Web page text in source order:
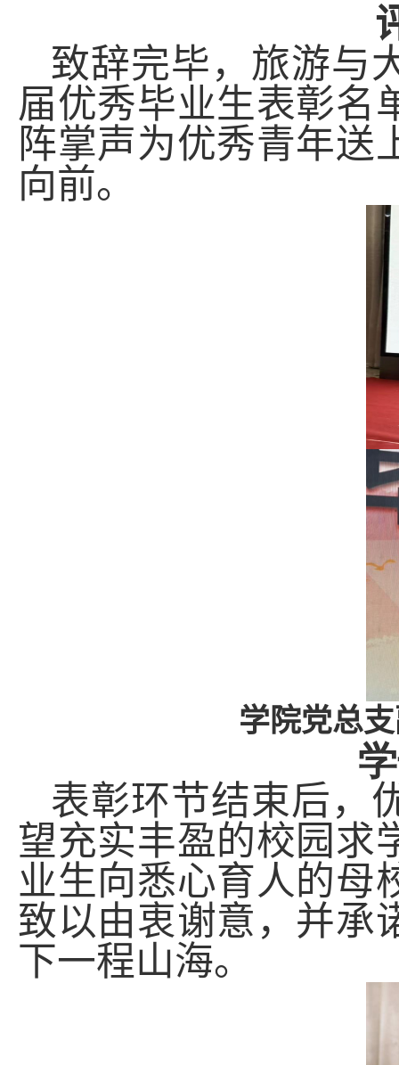
致辞完毕， 旅游与
届优秀毕业生表彰名
阵掌声为优秀青年送
向前。
学院党总
表彰环节结束后，
望充实丰盈的校园求
业生向悉心育人的母
致以由衷谢意，并承
下一程山海。